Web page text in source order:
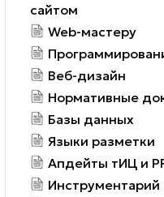
сайтом
Web-мастеру
Веб-дизайн
Нормативные
Базы данных
Языки разметки
Апдейты тИЦ и
Инструментарий